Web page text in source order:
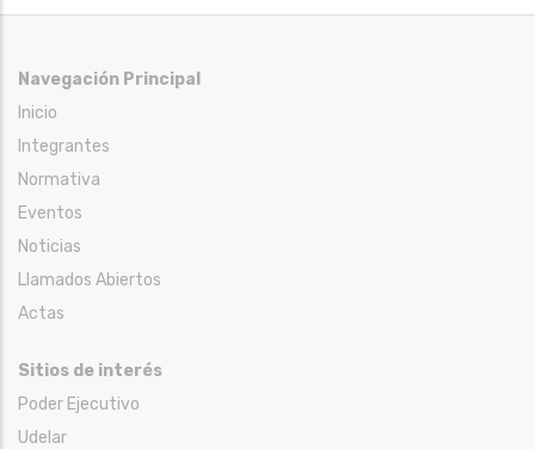
Navegación Principal
Inicio
Integrantes
Normativa
Eventos
Noticias
Llamados Abiertos
Actas
Sitios de interés
Poder Ejecutivo
Udelar